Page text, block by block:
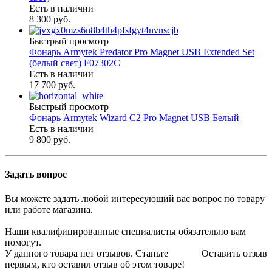
Есть в наличии
8 300 руб.
Быстрый просмотр
Фонарь Armytek Predator Pro Magnet USB Extended Set
(белый свет) F07302C
Есть в наличии
17 700 руб.
Быстрый просмотр
Фонарь Armytek Wizard C2 Pro Magnet USB Белый
Есть в наличии
9 800 руб.
Задать вопрос
Вы можете задать любой интересующий вас вопрос по товару
или работе магазина.
Наши квалифицированные специалисты обязательно вам
помогут.
Оставить отзыв
У данного товара нет отзывов. Станьте
первым, кто оставил отзыв об этом товаре!